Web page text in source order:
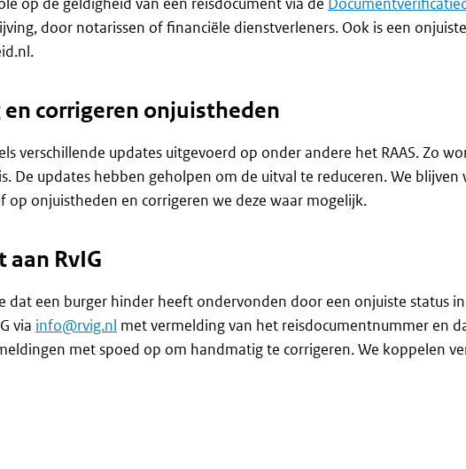
door notarissen of financiële dienstverleners. Ook is een
corrigeren onjuistheden
verschillende updates uitgevoerd op onder andere het RAAS. Zo
De updates hebben geholpen om de uitval te reduceren. We blijven
onjuistheden en corrigeren we deze waar mogelijk.
RvIG
dat een burger hinder heeft ondervonden door een onjuiste status
via info@rvig.nl met vermelding van het reisdocumentnummer en
met spoed op om handmatig te corrigeren. We koppelen